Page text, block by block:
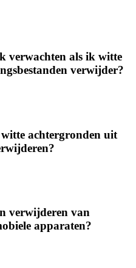
verwachten als ik witte
verwijder?
achtergronden uit
verwijderen van
apparaten?